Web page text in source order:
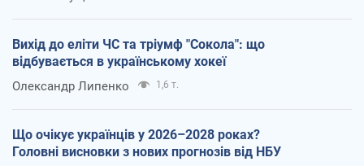
Вихід до еліти ЧС та тріумф "Сокола": що
відбувається в українському хокеї
Олександр Липенко 1,6 т.
Що очікує українців у 2026–2028 роках?
Головні висновки з нових прогнозів від НБУ